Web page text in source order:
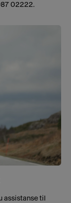
02222.
assistanse til